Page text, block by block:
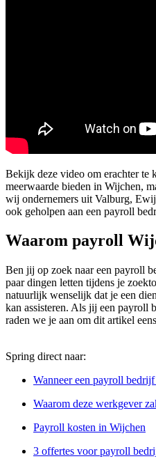
Bekijk deze video om erachter te
meerwaarde bieden in Wijchen,
wij ondernemers uit Valburg,
ook geholpen aan een payroll
Waarom payroll
Ben jij op zoek naar een payroll
paar dingen letten tijdens je
natuurlijk wenselijk dat je een
kan assisteren. Als jij een payroll
raden we je aan om dit artikel
Spring direct naar:
Wanneer een payroll
Waarom deze werkgever
Payroll kosten in Wijchen
3 offertes voor payroll